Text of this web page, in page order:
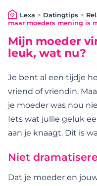
Lexa > Datingtips >
maar moeders mening is
Mijn moeder
leuk, wat nu?
Je bent al een tijdje
vriend of vriendin.
je moeder was nou
Iets wat jullie geluk
aan je knaagt. Dit is
Niet
Dat je moeder en